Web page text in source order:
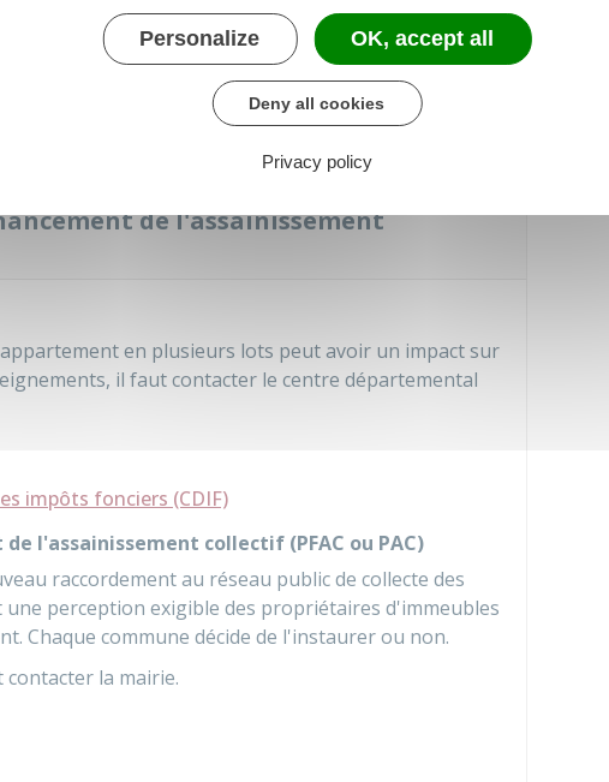
moins 2 lots appartiennent à des propriétaires
Ce n'est pas le cas pour la division d'un bâtiment
final à un seul et même propriétaire.
d'un bâtiment sur les impôts et
de l'assainissement
en plusieurs lots peut avoir un impact sur
il faut contacter le centre départemental
impôts fonciers (CDIF)
l'assainissement collectif (PFAC ou PAC)
raccordement au réseau public de collecte des
une perception exigible des propriétaires d'immeubles
Chaque commune décide de l'instaurer ou non.
la mairie.
Personalize OK, accept all
Deny all cookies
Privacy policy